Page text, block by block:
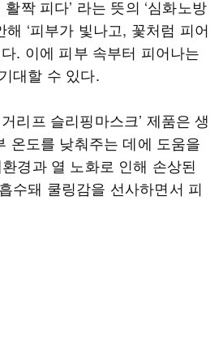
짝 피다’ 라는 뜻의 ‘심화노방
해 ‘피부가 빛나고, 꽃처럼 피어
. 이에 피부 속부터 피어나는
대할 수 있다.
리프 슬리핑마스크’ 제품은 생
온도를 낮춰주는 데에 도움을
경과 열 노화로 인해 손상된
수돼 쿨링감을 선사하면서 피